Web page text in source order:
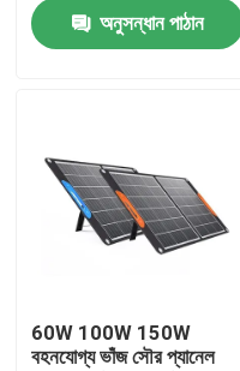
আমাদের সাথে যোগাযোগ করুন
সোলার জেনারেটর স্টেশন
সোলার প্যানেল জেনারেটর
অনুসন্ধান পাঠান
60W 100W 150W
বহনযোগ্য ভাঁজ সৌর প্যানেল